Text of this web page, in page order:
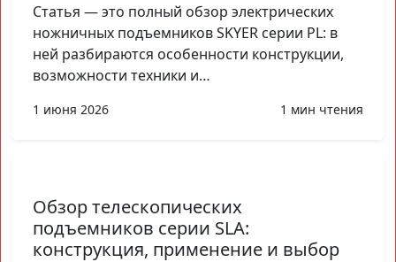
Статья — это полный обзор электрических
ножничных подъемников SKYER серии PL: в
ней разбираются особенности конструкции,
возможности техники и…
1 июня 2026 1 мин чтения
Обзор телескопических
подъемников серии SLA:
конструкция, применение и выбор